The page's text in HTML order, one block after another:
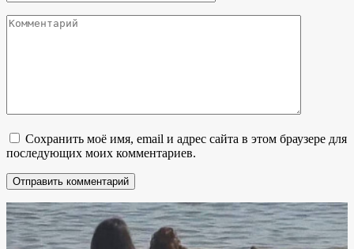
Комментарий
Сохранить моё имя, email и адрес сайта в этом браузере для
последующих моих комментариев.